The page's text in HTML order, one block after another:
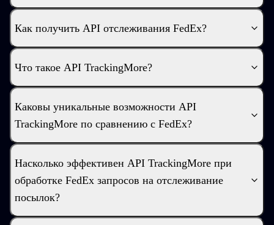
Как получить API отслеживания FedEx?
Что такое API TrackingMore?
Каковы уникальные возможности API
TrackingMore по сравнению с FedEx?
Насколько эффективен API TrackingMore при
обработке FedEx запросов на отслеживание
посылок?